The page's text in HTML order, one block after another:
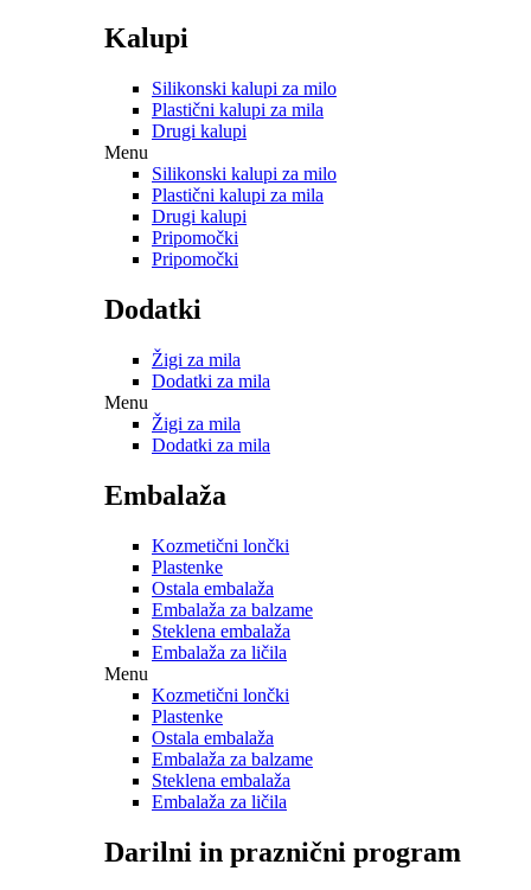
Kalupi
Silikonski kalupi za milo
Plastični kalupi za mila
Drugi kalupi
Menu
Silikonski kalupi za milo
Plastični kalupi za mila
Drugi kalupi
Pripomočki
Pripomočki
Dodatki
Žigi za mila
Dodatki za mila
Menu
Žigi za mila
Dodatki za mila
Embalaža
Kozmetični lončki
Plastenke
Ostala embalaža
Embalaža za balzame
Steklena embalaža
Embalaža za ličila
Menu
Kozmetični lončki
Plastenke
Ostala embalaža
Embalaža za balzame
Steklena embalaža
Embalaža za ličila
Darilni in praznični program